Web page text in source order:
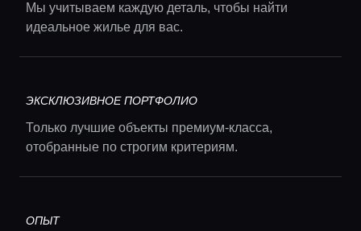
Мы учитываем каждую деталь, чтобы найти
идеальное жилье для вас.
ЭКСКЛЮЗИВНОЕ ПОРТФОЛИО
Только лучшие объекты премиум-класса,
отобранные по строгим критериям.
ОПЫТ